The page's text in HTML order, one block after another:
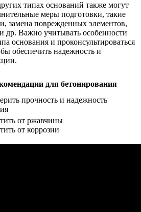
типах оснований также могут
меры подготовки, такие
замена поврежденных элементов,
др. Важно учитывать особенности
основания и проконсультироваться
обеспечить надежность и
для бетонирования
прочность и надежность
от ржавчины
от коррозии